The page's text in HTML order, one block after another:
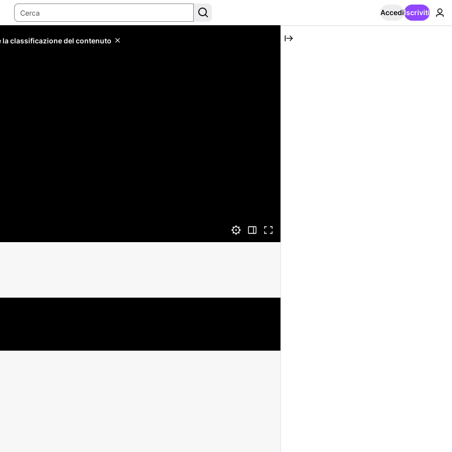
AccediIscriviti
classificazione del contenuto